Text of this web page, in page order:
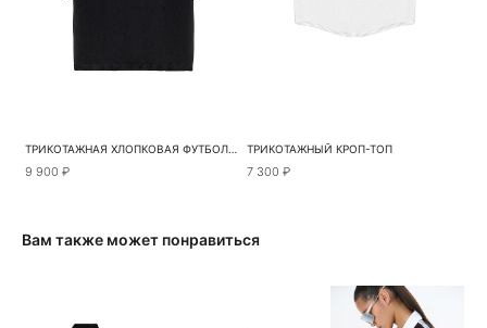
ТРИКОТАЖНАЯ ХЛОПКОВАЯ ФУТБОЛКА
9 900 ₽
ТРИКОТАЖНЫЙ КРОП-ТОП
7 300 ₽
Вам также может понравиться